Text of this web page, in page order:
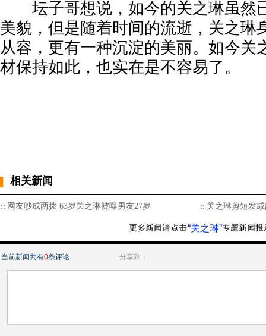
坛子哥想说，如今的关之琳虽然
美貌，但是随着时间的流逝，关之琳
从容，更有一种沉淀的美丽。如今关
材保持如此，也实在是不容易了。
相关新闻
网友吵成两拨 63岁关之琳被曝男友27岁 关之琳剪短发
“关之琳”
当前新闻共有0条评论 分享到：